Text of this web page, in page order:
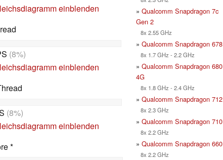
einblenden
(8%)
einblenden
(8%)
einblenden
*
» Qualcomm Snapdragon 7c
Gen 2
8x 2.55 GHz
» Qualcomm Snapdragon 678
8x 1.7 GHz - 2.2 GHz
» Qualcomm Snapdragon 680
4G
8x 1.8 GHz - 2.4 GHz
» Qualcomm Snapdragon 712
8x 2.3 GHz
» Qualcomm Snapdragon 710
8x 2.2 GHz
» Qualcomm Snapdragon 660
8x 2.2 GHz